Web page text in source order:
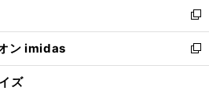
く
で
開
く
ド
ウ
で
開
ィ
ン
ド
ウ
い
ウ
ィ
ン
新
し
い
ウ
ン imidas
新
し
ズ